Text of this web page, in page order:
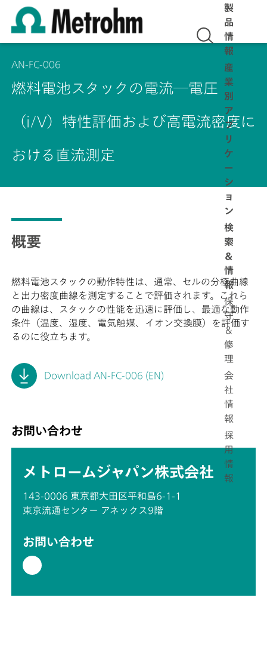
製
品
情
報
産
業
別
ア
プ
リ
ケ
ー
シ
ョ
ン
検
索
＆
情
報
保
守
＆
修
理
会
社
情
報
採
用
情
報
AN-FC-006
燃料電池スタックの電流―電圧
（i/V）特性評価および高電流密度に
おける直流測定
概要
燃料電池スタックの動作特性は、通常、セルの分極曲線
と出力密度曲線を測定することで評価されます。これら
の曲線は、スタックの性能を迅速に評価し、最適な動作
条件（温度、湿度、電気触媒、イオン交換膜）を評価す
るのに役立ちます。
Download AN-FC-006 (EN)
お問い合わせ
メトロームジャパン株式会社
143-0006 東京都大田区平和島6-1-1
東京流通センター アネックス9階
お問い合わせ